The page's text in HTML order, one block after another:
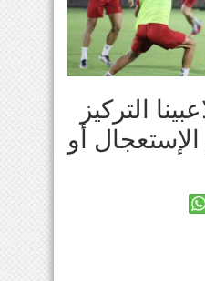
التركيز
أو